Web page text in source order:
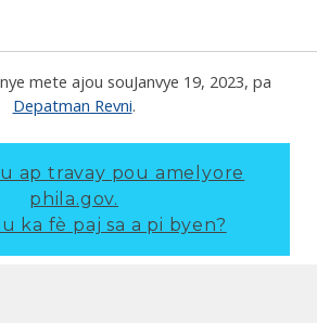
mete ajou souJanvye 19, 2023, pa
Depatman Revni.
ap travay pou amelyore
phila.gov.
ka fè paj sa a pi byen?